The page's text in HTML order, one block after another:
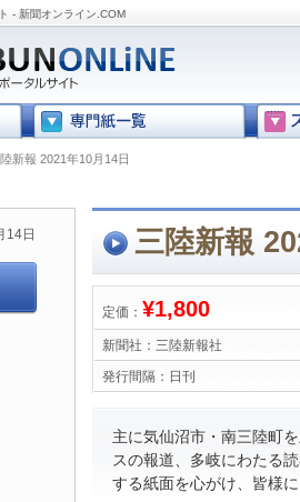
- 新聞オンライン.COM
新報 2021年10月14日
三陸新報
定価： ¥1,800
新聞社： 三陸新報社
発行間隔： 日刊
主に気仙沼市・南三陸町
スの報道、多岐にわたる
する紙面を心がけ、皆様